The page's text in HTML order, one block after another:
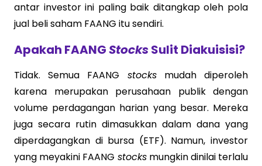
antar investor ini paling baik ditangkap oleh pola
jual beli saham FAANG itu sendiri.
Apakah FAANGStocksSulit Diakuisisi?
Tidak. Semua FAANG stocksmudah diperoleh
karena merupakan perusahaan publik dengan
volume perdagangan harian yang besar. Mereka
juga secara rutin dimasukkan dalam dana yang
diperdagangkan di bursa (ETF). Namun, investor
yang meyakini FAANG stocksmungkin dinilai terlalu